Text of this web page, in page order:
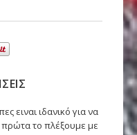
ειναι ιδανικό για να
το πλέξουμε με